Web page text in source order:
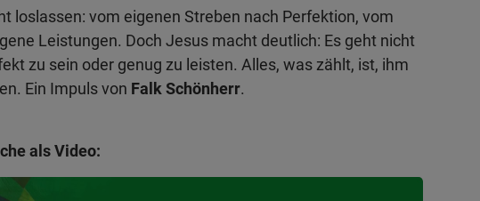
loslassen: vom eigenen Streben nach Perfektion, vom
Leistungen. Doch Jesus macht deutlich: Es geht nicht
zu sein oder genug zu leisten. Alles, was zählt, ist, ihm
Ein Impuls von Falk Schönherr.
als Video: